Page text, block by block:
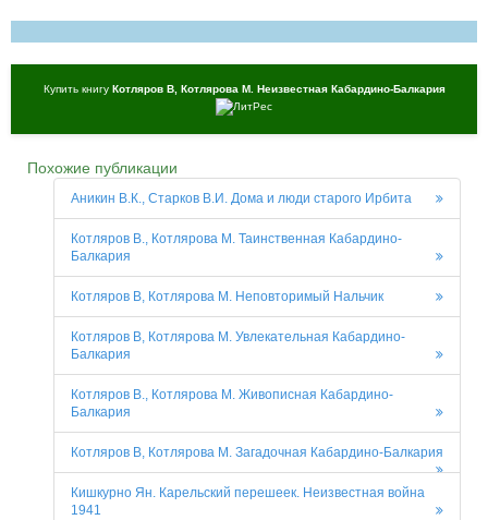
Купить книгу Котляров В, Котлярова М. Неизвестная Кабардино-Балкария
Похожие публикации
Аникин В.К., Старков В.И. Дома и люди старого Ирбита
Котляров В., Котлярова М. Таинственная Кабардино-
Балкария
Котляров В, Котлярова М. Неповторимый Нальчик
Котляров В, Котлярова М. Увлекательная Кабардино-
Балкария
Котляров В., Котлярова М. Живописная Кабардино-
Балкария
Котляров В, Котлярова М. Загадочная Кабардино-Балкария
Кишкурно Ян. Карельский перешеек. Неизвестная война
1941